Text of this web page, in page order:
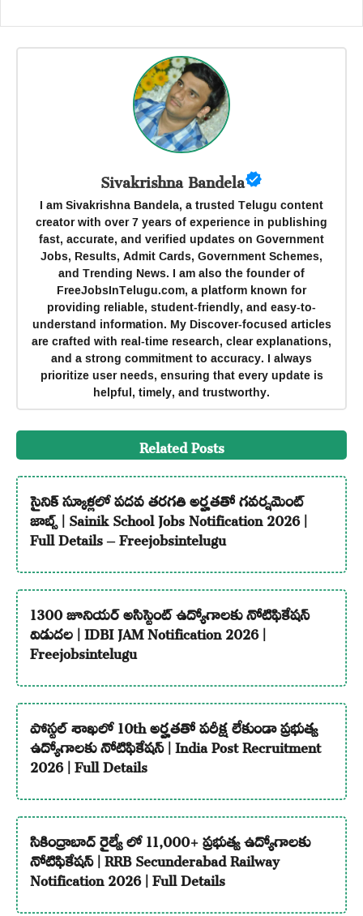
Sivakrishna Bandela
I am Sivakrishna Bandela, a trusted Telugu content
creator with over 7 years of experience in publishing
fast, accurate, and verified updates on Government
Jobs, Results, Admit Cards, Government Schemes,
and Trending News. I am also the founder of
FreeJobsInTelugu.com, a platform known for
providing reliable, student-friendly, and easy-to-
understand information. My Discover-focused articles
are crafted with real-time research, clear explanations,
and a strong commitment to accuracy. I always
prioritize user needs, ensuring that every update is
helpful, timely, and trustworthy.
Related Posts
సైనిక్ స్కూళ్లలో పదవ తరగతి అర్హతతో గవర్నమెంట్
జాబ్స్ | Sainik School Jobs Notification 2026 |
Full Details – Freejobsintelugu
1300 జూనియర్ అసిస్టెంట్ ఉద్యోగాలకు నోటిఫికేషన్
విడుదల | IDBI JAM Notification 2026 |
Freejobsintelugu
పోస్టల్ శాఖలో 10th అర్హతతో పరీక్ష లేకుండా ప్రభుత్వ
ఉద్యోగాలకు నోటిఫికేషన్ | India Post Recruitment
2026 | Full Details
సికింద్రాబాద్ రైల్వే లో 11,000+ ప్రభుత్వ ఉద్యోగాలకు
నోటిఫికేషన్ | RRB Secunderabad Railway
Notification 2026 | Full Details